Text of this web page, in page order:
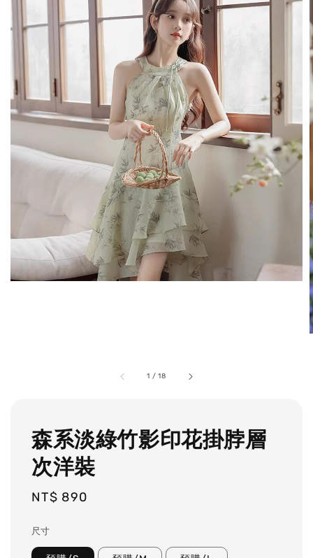
1 /18
森系淡綠竹影印花掛脖層
次洋裝
Regular
NT$ 890
尺寸